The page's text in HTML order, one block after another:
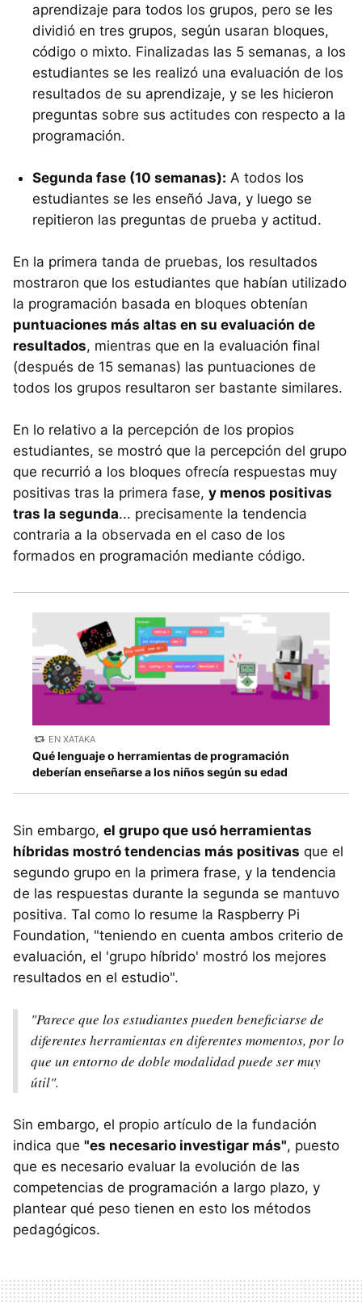
aprendizaje para todos los grupos, pero se les
dividió en tres grupos, según usaran bloques,
código o mixto. Finalizadas las 5 semanas, a los
estudiantes se les realizó una evaluación de los
resultados de su aprendizaje, y se les hicieron
preguntas sobre sus actitudes con respecto a la
programación.
Segunda fase (10 semanas): A todos los
estudiantes se les enseñó Java, y luego se
repitieron las preguntas de prueba y actitud.
En la primera tanda de pruebas, los resultados
mostraron que los estudiantes que habían utilizado
la programación basada en bloques obtenían
puntuaciones más altas en su evaluación de
resultados, mientras que en la evaluación final
(después de 15 semanas) las puntuaciones de
todos los grupos resultaron ser bastante similares.
En lo relativo a la percepción de los propios
estudiantes, se mostró que la percepción del grupo
que recurrió a los bloques ofrecía respuestas muy
positivas tras la primera fase, y menos positivas
tras la segunda... precisamente la tendencia
contraria a la observada en el caso de los
formados en programación mediante código.
EN XATAKA
Qué lenguaje o herramientas de programación
deberían enseñarse a los niños según su edad
Sin embargo, el grupo que usó herramientas
híbridas mostró tendencias más positivas que el
segundo grupo en la primera frase, y la tendencia
de las respuestas durante la segunda se mantuvo
positiva. Tal como lo resume la Raspberry Pi
Foundation, "teniendo en cuenta ambos criterio de
evaluación, el 'grupo híbrido' mostró los mejores
resultados en el estudio".
"Parece que los estudiantes pueden beneficiarse de
diferentes herramientas en diferentes momentos, por lo
que un entorno de doble modalidad puede ser muy
útil".
Sin embargo, el propio artículo de la fundación
indica que "es necesario investigar más", puesto
que es necesario evaluar la evolución de las
competencias de programación a largo plazo, y
plantear qué peso tienen en esto los métodos
pedagógicos.